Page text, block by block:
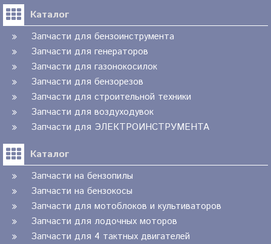
Каталог
Запчасти для бензоинструмента
Запчасти для генераторов
Запчасти для газонокосилок
Запчасти для бензорезов
Запчасти для строительной техники
Запчасти для воздуходувок
Запчасти для ЭЛЕКТРОИНСТРУМЕНТА
Каталог
Запчасти на бензопилы
Запчасти на бензокосы
Запчасти для мотоблоков и культиваторов
Запчасти для лодочных моторов
Запчасти для 4 тактных двигателей